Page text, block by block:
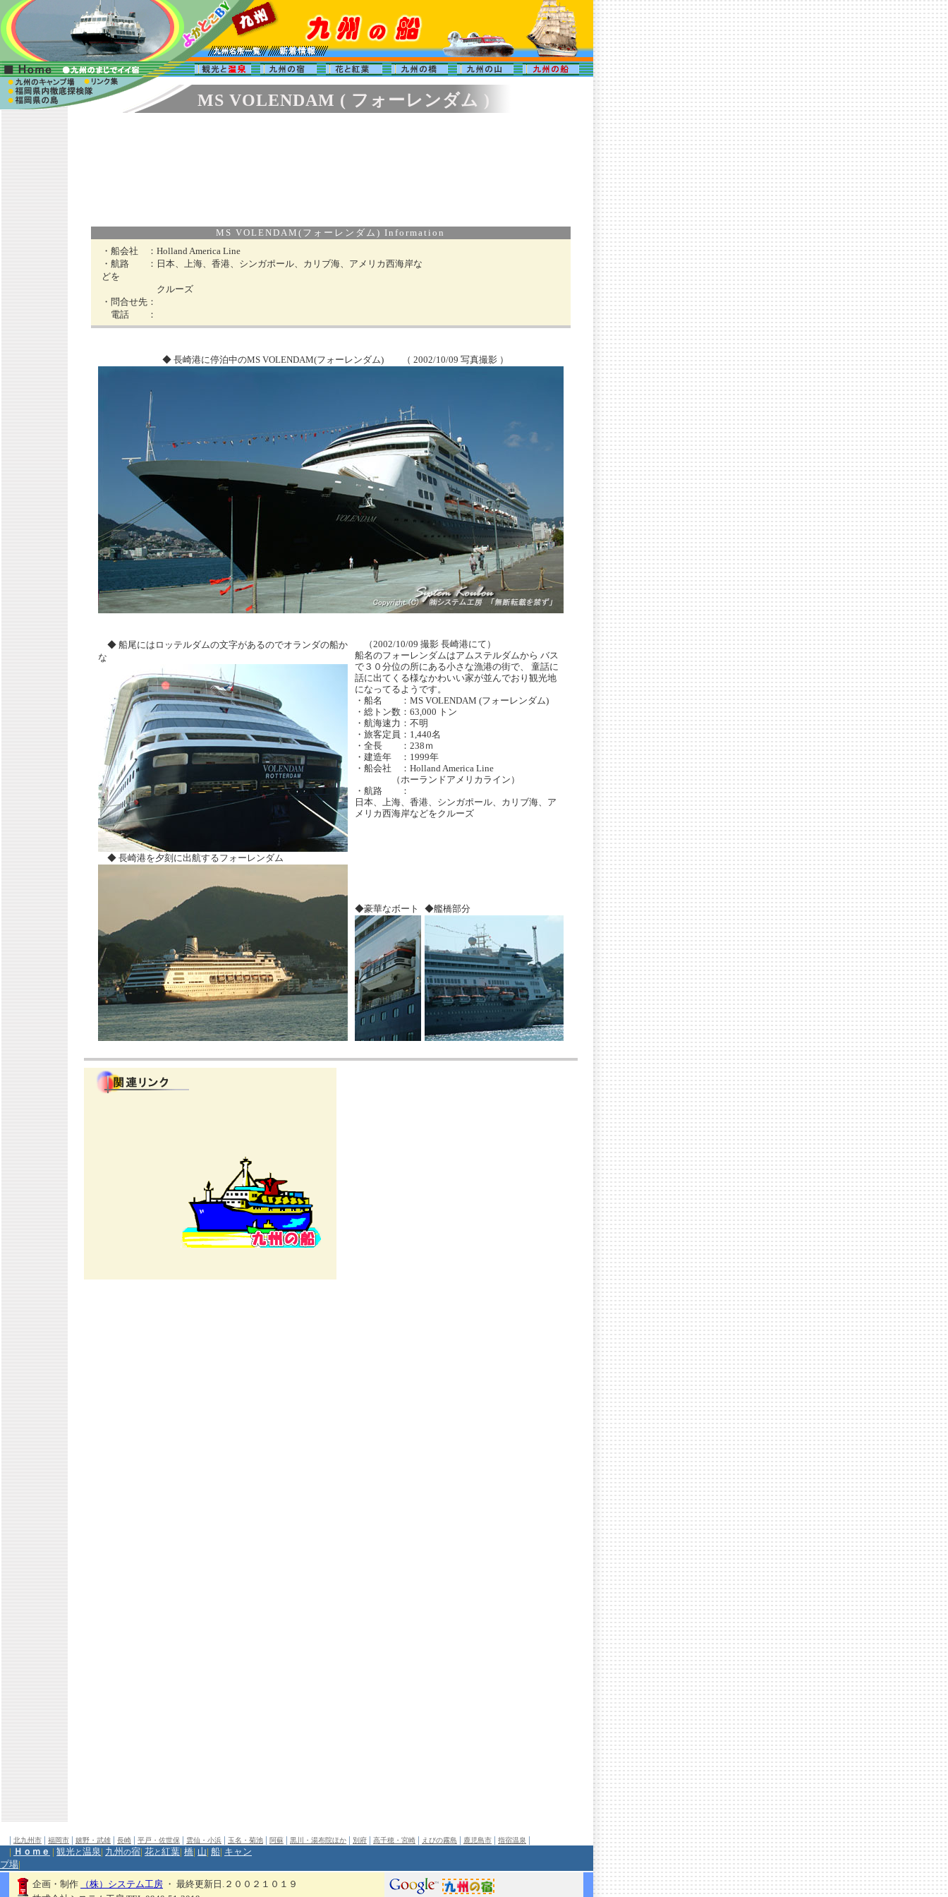
MS VOLENDAM ( フォーレンダム )
MS VOLENDAM(フォーレンダム) Information
・船会社 ： Holland America Line
・航路 ： 日本、上海、香港、シンガポール、カリブ海、アメリカ西海岸な
どを
クルーズ
・問合せ先：
電話 ：
◆ 長崎港に停泊中のMS VOLENDAM(フォーレンダム) （ 2002/10/09 写真撮影 ）
◆ 船尾にはロッテルダムの文字があるのでオランダの船か
な
◆ 長崎港を夕刻に出航するフォーレンダム
（2002/10/09 撮影 長崎港にて）
船名のフォーレンダムはアムステルダムから バス
で３０分位の所にある小さな漁港の街で、 童話に
話に出てくる様なかわいい家が並んでおり観光地
になってるようです。
・船名 ：MS VOLENDAM (フォーレンダム)
・総トン数：63,000 トン
・航海速力：不明
・旅客定員：1,440名
・全長 ：238ｍ
・建造年 ：1999年
・船会社 ：Holland America Line
（ホーランドアメリカライン）
・航路 ：
日本、上海、香港、シンガポール、カリブ海、ア
メリカ西海岸などをクルーズ
◆豪華なボート ◆艦橋部分
| 北九州市 | 福岡市 | 嬉野・武雄 | 長崎 | 平戸・佐世保 | 雲仙・小浜 | 玉名・菊池 | 阿蘇 | 黒川・湯布院ほか | 別府 | 高千穂・宮崎 | えびの霧島 | 鹿児島市 | 指宿温泉 |
| Ｈｏｍｅ | 観光と温泉| 九州 の宿| 花と紅葉| 橋| 山| 船| キャン
プ場|
企画・制作
（株）システム工房 ・ 最終更新日.２００２１０１９